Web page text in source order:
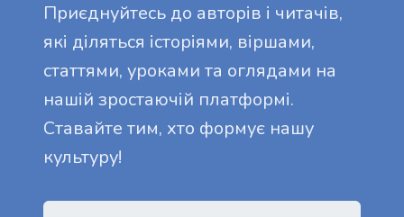
Приєднуйтесь до авторів і читачів,
які діляться історіями, віршами,
статтями, уроками та оглядами на
нашій зростаючій платформі.
Ставайте тим, хто формує нашу
культуру!